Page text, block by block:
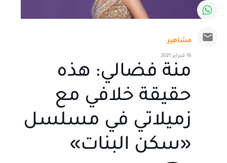
مشاهير
16 فبراير 2021
منة فضالي: هذه
حقيقة خلافي مع
زميلاتي في مسلسل
«سكن البنات»